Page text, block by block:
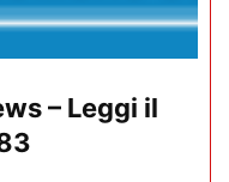
– Leggi il